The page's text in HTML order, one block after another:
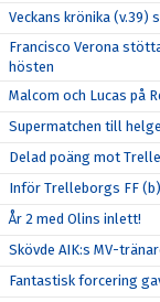
Veckans krönika (v.39)
Francisco Verona
hösten
Malcom och Lucas på
Supermatchen till
Delad poäng mot
Inför Trelleborgs FF
År 2 med Olins inlett!
Skövde AIK:s MV-
Fantastisk forcering